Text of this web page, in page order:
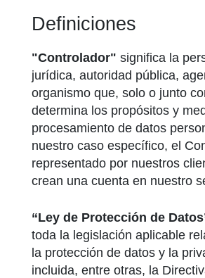
Definiciones
"Controlador" significa la
jurídica, autoridad pública,
organismo que, solo o junto
determina los propósitos y
procesamiento de datos
nuestro caso específico, el
representado por nuestros
crean una cuenta en nuestro
“Ley de Protección de
toda la legislación aplicable
la protección de datos y la
incluida, entre otras, la